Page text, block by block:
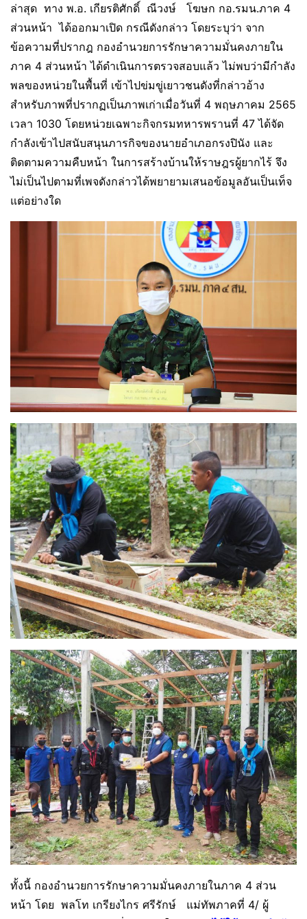
ล่าสุด ทาง พ.อ. เกียรติศักดิ์ ณีวงษ์ โฆษก กอ.รมน.ภาค 4
ส่วนหน้า ได้ออกมาเปิด กรณีดังกล่าว โดยระบุว่า จาก
ข้อความที่ปรากฎ กองอำนวยการรักษาความมั่นคงภายใน
ภาค 4 ส่วนหน้า ได้ดำเนินการตรวจสอบแล้ว ไม่พบว่ามีกำลัง
พลของหน่วยในพื้นที่ เข้าไปข่มขู่เยาวชนดังที่กล่าวอ้าง
สำหรับภาพที่ปรากฏเป็นภาพเก่าเมื่อวันที่ 4 พฤษภาคม 2565
เวลา 1030 โดยหน่วยเฉพาะกิจกรมทหารพรานที่ 47 ได้จัด
กำลังเข้าไปสนับสนุนภารกิจของนายอำเภอกรงปินัง และ
ติดตามความคืบหน้า ในการสร้างบ้านให้ราษฎรผู้ยากไร้ จึง
ไม่เป็นไปตามที่เพจดังกล่าวได้พยายามเสนอข้อมูลอันเป็นเท็จ
แต่อย่างใด
ทั้งนี้ กองอำนวยการรักษาความมั่นคงภายในภาค 4 ส่วน
หน้า โดย พลโท เกรียงไกร ศรีรักษ์ แม่ทัพภาคที่ 4/ ผู้